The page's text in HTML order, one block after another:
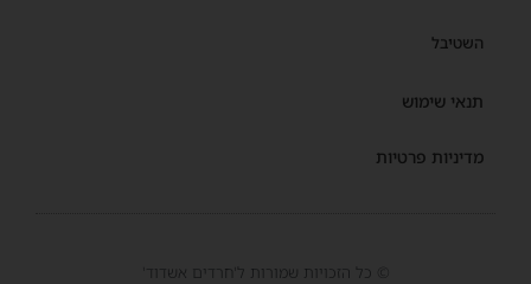
השטיבל
תנאי שימוש
מדיניות פרטיות
© כל הזכויות שמורות ל'חרדים אשדוד'